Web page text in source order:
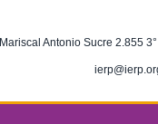
Mariscal Antonio Sucre 2.855